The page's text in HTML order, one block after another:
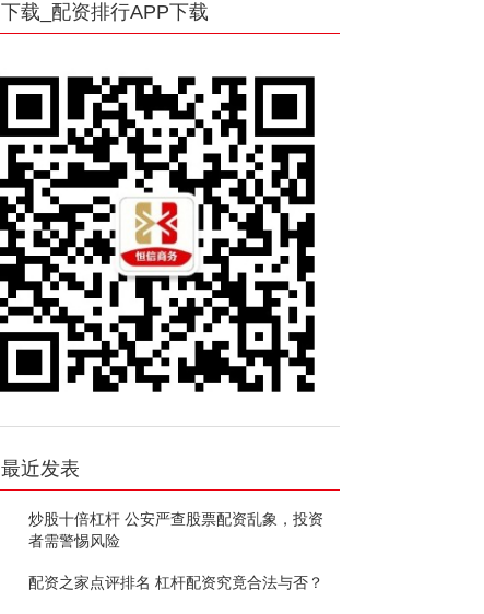
下载_配资排行APP下载
最近发表
炒股十倍杠杆 公安严查股票配资乱象，投资
者需警惕风险
配资之家点评排名 杠杆配资究竟合法与否？